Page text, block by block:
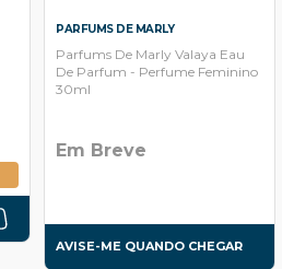
PARFUMS DE MARLY
Parfums De Marly Valaya Eau
De Parfum - Perfume Feminino
30ml
Em Breve
AVISE-ME QUANDO CHEGAR